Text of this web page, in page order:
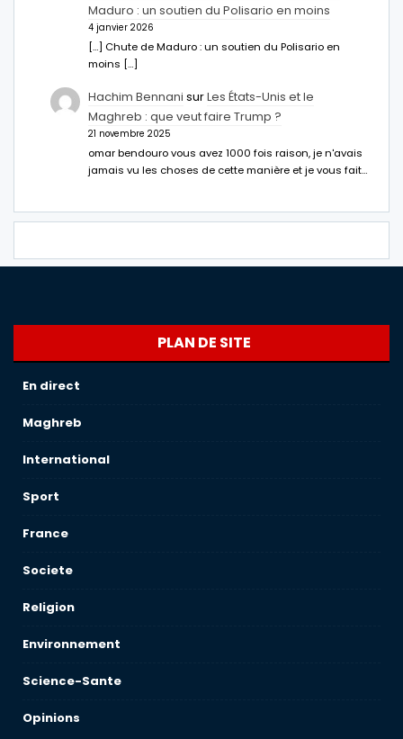
Maduro : un soutien du Polisario en moins
4 janvier 2026
[…] Chute de Maduro : un soutien du Polisario en
moins […]
Hachim Bennani surLes États-Unis et le
Maghreb : que veut faire Trump ?
21 novembre 2025
omar bendouro vous avez 1000 fois raison, je n'avais
jamais vu les choses de cette manière et je vous fait…
PLAN DE SITE
En direct
Maghreb
International
Sport
France
Societe
Religion
Environnement
Science-Sante
Opinions